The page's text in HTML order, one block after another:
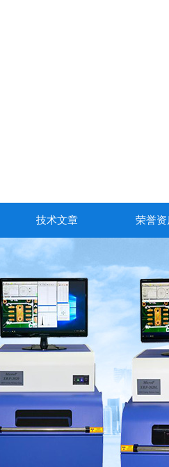
技术文章 荣誉资